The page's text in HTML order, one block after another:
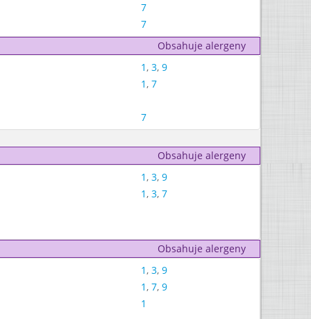
7
7
Obsahuje alergeny
1, 3, 9
1, 7
7
Obsahuje alergeny
1, 3, 9
1, 3, 7
Obsahuje alergeny
1, 3, 9
1, 7, 9
1